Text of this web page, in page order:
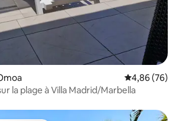
Évaluation
4,86 (76)
la plage à Villa Madrid/Marbella